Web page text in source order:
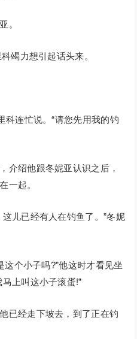
。
竭力想引起话头来。
科连忙说。“请您先用我的钓
介绍他跟冬妮亚认识之后，
一起。
儿已经有人在钓鱼了。”冬妮
这个小子吗?”他这时才看见坐
上叫这小子滚蛋!”
已经走下坡去，到了正在钓